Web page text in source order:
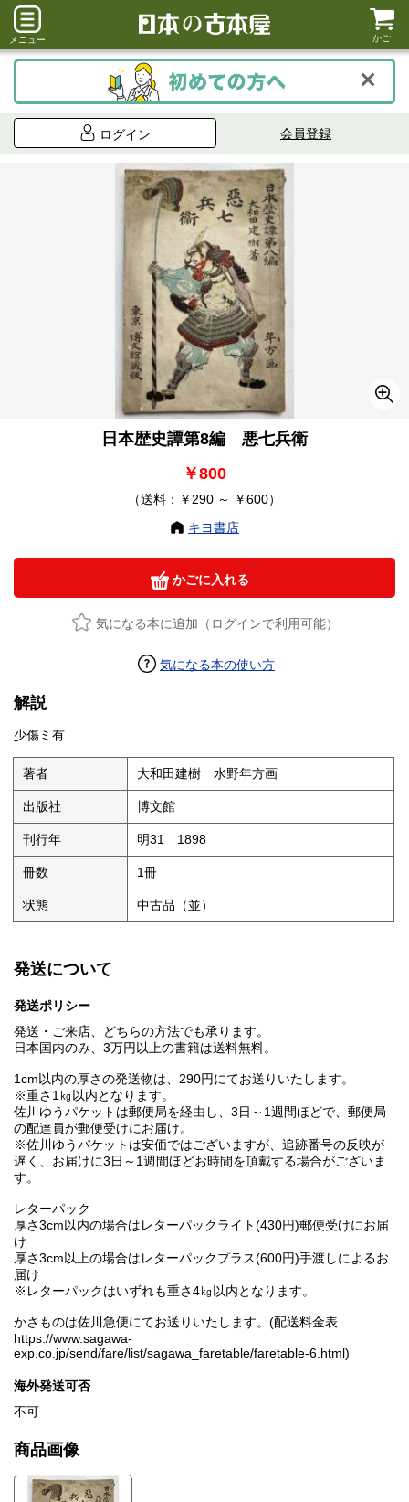
メニュー かご
ログイン 会員登録
日本歴史譚第8編 悪七兵衛
￥800
（送料：￥290 ～ ￥600）
キヨ書店
かごに入れる
気になる本に追加（ログインで利用可能）
気になる本の使い方
解説
少傷ミ有
著者 大和田建樹 水野年方画
出版社 博文館
刊行年 明31 1898
冊数 1冊
状態 中古品（並）
発送について
発送ポリシー
発送・ご来店、どちらの方法でも承ります。
日本国内のみ、3万円以上の書籍は送料無料。
1cm以内の厚さの発送物は、290円にてお送りいたします。
※重さ1㎏以内となります。
佐川ゆうパケットは郵便局を経由し、3日～1週間ほどで、郵便局
の配達員が郵便受けにお届け。
※佐川ゆうパケットは安価ではございますが、追跡番号の反映が
遅く、お届けに3日～1週間ほどお時間を頂戴する場合がございま
す。
レターパック
厚さ3cm以内の場合はレターパックライト(430円)郵便受けにお届
け
厚さ3cm以上の場合はレターパックプラス(600円)手渡しによるお
届け
※レターパックはいずれも重さ4㎏以内となります。
かさものは佐川急便にてお送りいたします。(配送料金表
https://www.sagawa-
exp.co.jp/send/fare/list/sagawa_faretable/faretable-6.html)
海外発送可否
不可
商品画像